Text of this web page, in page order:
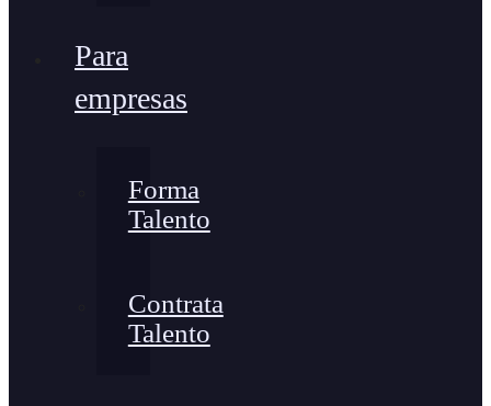
Para
empresas
Forma
Talento
Contrata
Talento